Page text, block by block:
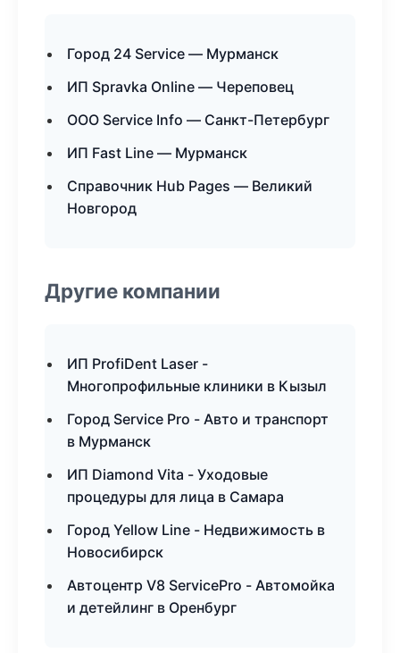
Город 24 Service — Мурманск
ИП Spravka Online — Череповец
ООО Service Info — Санкт-Петербург
ИП Fast Line — Мурманск
Справочник Hub Pages — Великий
Новгород
Другие компании
ИП ProfiDent Laser -
Многопрофильные клиники в Кызыл
Город Service Pro - Авто и транспорт
в Мурманск
ИП Diamond Vita - Уходовые
процедуры для лица в Самара
Город Yellow Line - Недвижимость в
Новосибирск
Автоцентр V8 ServicePro - Автомойка
и детейлинг в Оренбург